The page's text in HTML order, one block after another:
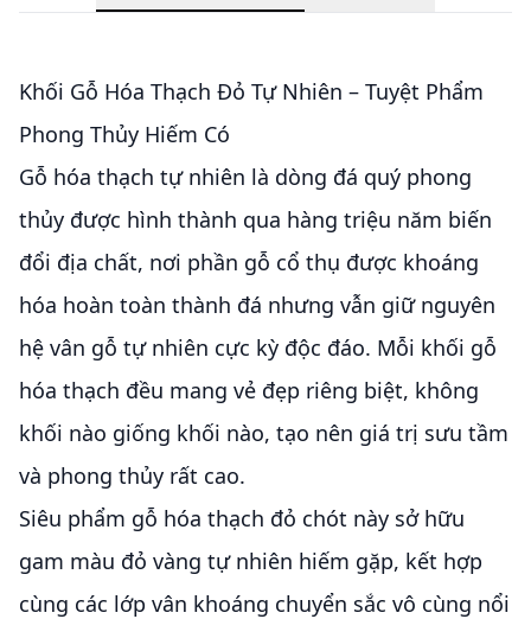
Khối Gỗ Hóa Thạch Đỏ Tự Nhiên – Tuyệt Phẩm
Phong Thủy Hiếm Có
Gỗ hóa thạch tự nhiên là dòng đá quý phong
thủy được hình thành qua hàng triệu năm biến
đổi địa chất, nơi phần gỗ cổ thụ được khoáng
hóa hoàn toàn thành đá nhưng vẫn giữ nguyên
hệ vân gỗ tự nhiên cực kỳ độc đáo. Mỗi khối gỗ
hóa thạch đều mang vẻ đẹp riêng biệt, không
khối nào giống khối nào, tạo nên giá trị sưu tầm
và phong thủy rất cao.
Siêu phẩm gỗ hóa thạch đỏ chót này sở hữu
gam màu đỏ vàng tự nhiên hiếm gặp, kết hợp
cùng các lớp vân khoáng chuyển sắc vô cùng nổi